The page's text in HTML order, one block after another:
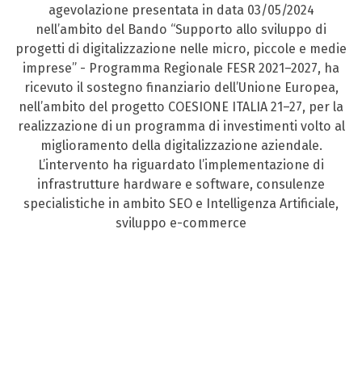
agevolazione presentata in data 03/05/2024
nell’ambito del Bando “Supporto allo sviluppo di
progetti di digitalizzazione nelle micro, piccole e medie
imprese” - Programma Regionale FESR 2021–2027, ha
ricevuto il sostegno finanziario dell’Unione Europea,
nell’ambito del progetto COESIONE ITALIA 21–27, per la
realizzazione di un programma di investimenti volto al
miglioramento della digitalizzazione aziendale.
L’intervento ha riguardato l’implementazione di
infrastrutture hardware e software, consulenze
specialistiche in ambito SEO e Intelligenza Artificiale,
sviluppo e-commerce